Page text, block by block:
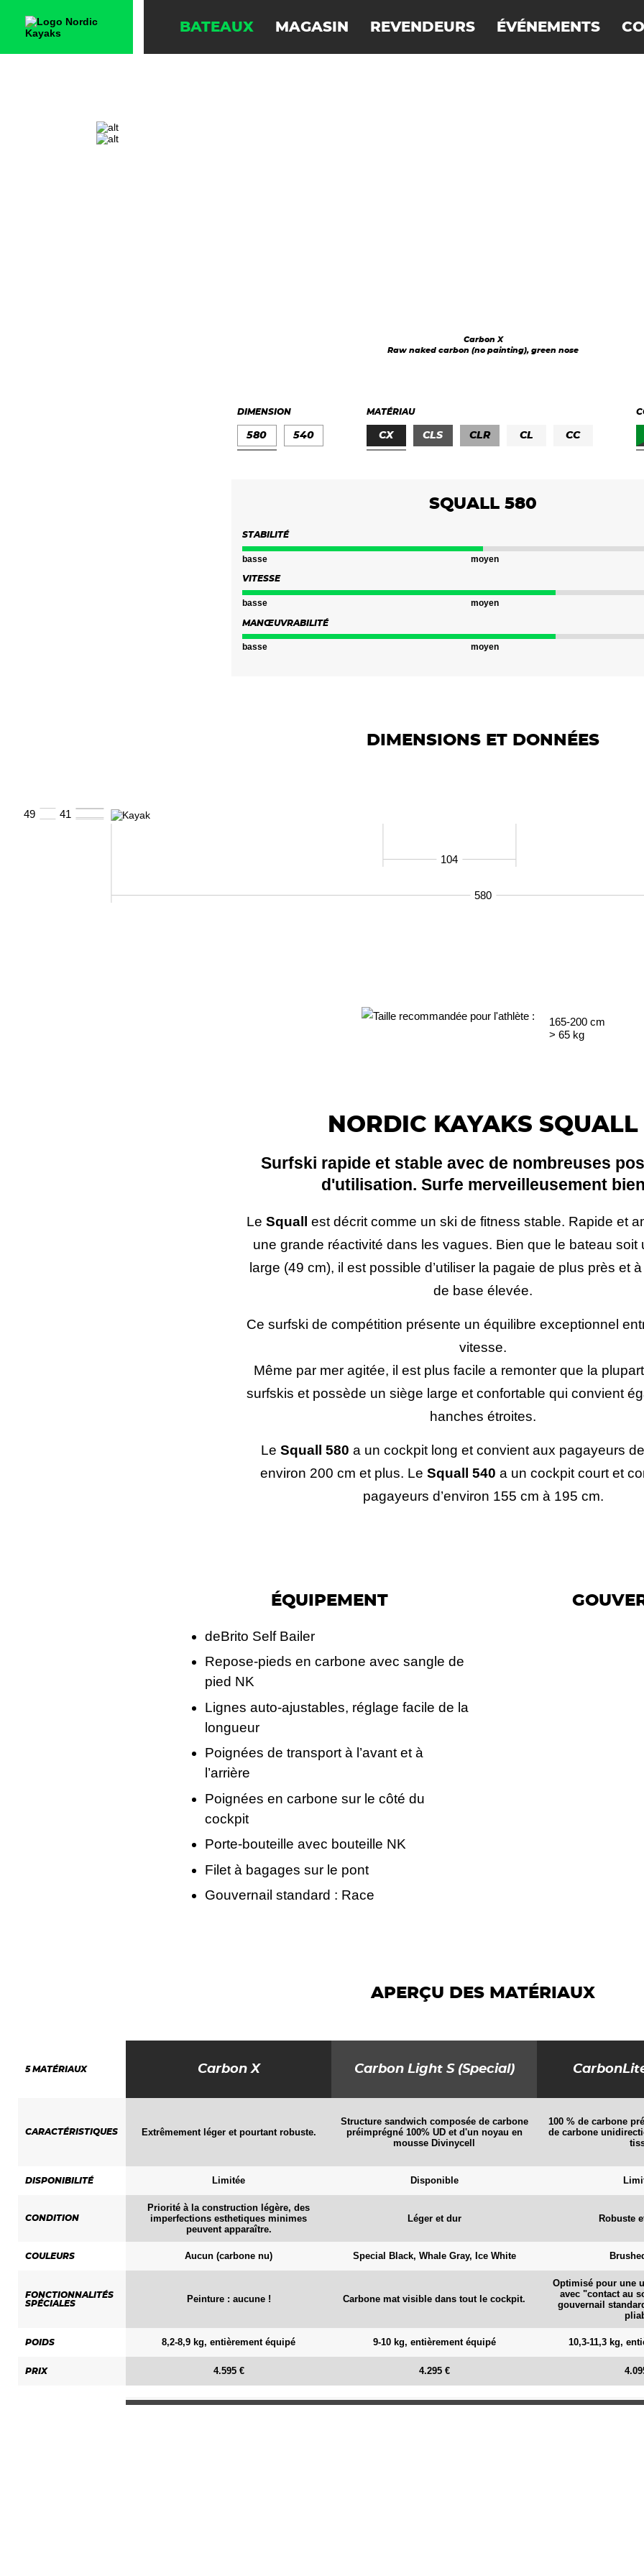
BATEAUX MAGASIN REVENDEURS ÉVÉNEMENTS
SURFSKI RAPIDE ET STABLE AVEC DE NOMBREUSES POSSIBILITÉS
Carbon X
Raw naked carbon (no painting), green nose
DIMENSION
580 540
MATÉRIAU
CX CLS CLR CL CC
SQUALL 580
STABILITÉ
basse moyen
VITESSE
basse moyen
MANŒUVRABILITÉ
basse moyen
DIMENSIONS ET DONNÉES
580
104
49 41
165-200cm
> 65kg
NORDIC KAYAKS SQUALL
Surfski rapide et stable avec de nombreuses
d'utilisation. Surfe merveilleusement bien
Le Squall est décrit comme un ski de fitness stable. Rapide et
une grande réactivité dans les vagues. Bien que le bateau soit
large (49 cm), il est possible d’utiliser la pagaie de plus près et
de base élevée.
Ce surfski de compétition présente un équilibre exceptionnel
vitesse.
Même par mer agitée, il est plus facile a remonter que la
surfskis et possède un siège large et confortable qui convient
hanches étroites.
Le Squall 580 a un cockpit long et convient aux pagayeurs
environ 200 cm et plus. Le Squall 540 a un cockpit court et
pagayeurs d’environ 155 cm à 195 cm.
ÉQUIPEMENT
deBrito Self Bailer
Repose-pieds en carbone avec sangle de
pied NK
Lignes auto-ajustables, réglage facile de la
longueur
Poignées de transport à l’avant et à
l’arrière
Poignées en carbone sur le côté du
cockpit
Porte-bouteille avec bouteille NK
Filet à bagages sur le pont
Gouvernail standard : Race
APERÇU DES MATÉRIAUX
5MATÉRIAUX
CARACTÉRISTIQUES
DISPONIBILITÉ
CONDITION
COULEURS
FONCTIONNALITÉS
SPÉCIALES
POIDS
PRIX
Carbon X
Extrêmement léger et pourtant robuste.
Limitée
Priorité à la construction légère, des
imperfections esthetiques minimes
peuvent apparaître.
Aucun (carbone nu)
Peinture : aucune !
8,2-8,9 kg, entièrement équipé
4.595 €
Carbon Light S (Special)
Structure sandwich composée de carbone
préimprégné 100% UD et d'un noyau en
mousse Divinycell
Disponible
Léger et dur
Special Black, Whale Gray, Ice White
Carbone mat visible dans tout le cockpit.
9-10 kg, entièrement équipé
4.295 €
100 % de carbone
de carbone
Robuste
Optimisé pour une
avec "contact au
gouvernail
10,3-11,3 kg,